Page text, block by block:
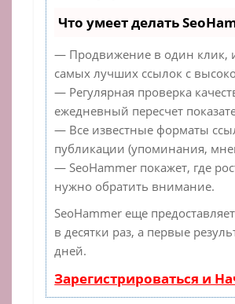
Что умеет делать
— Продвижение в один клик,
самых лучших ссылок с
— Регулярная проверка
ежедневный пересчет
— Все известные форматы
публикации (упоминания,
— SeoHammer покажет, где
нужно обратить внимание.
SeoHammer еще
в десятки раз, а первые
дней.
Зарегистрироваться и